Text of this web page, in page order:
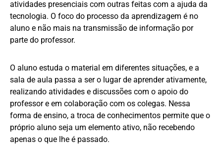
atividades presenciais com outras feitas com a ajuda da
tecnologia. O foco do processo da aprendizagem é no
aluno e não mais na transmissão de informação por
parte do professor.
O aluno estuda o material em diferentes situações, e a
sala de aula passa a ser o lugar de aprender ativamente,
realizando atividades e discussões com o apoio do
professor e em colaboração com os colegas. Nessa
forma de ensino, a troca de conhecimentos permite que o
próprio aluno seja um elemento ativo, não recebendo
apenas o que lhe é passado.